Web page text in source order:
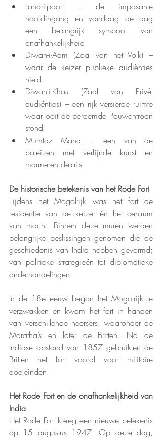
Lahori-poort – de imposante
hoofdingang en vandaag de dag
een belangrijk symbool van
onafhankelijkheid
Diwan-i-Aam (Zaal van het Volk) –
waar de keizer publieke audiënties
hield
Diwan-i-Khas (Zaal van Privé-
audiënties) – een rijk versierde ruimte
waar ooit de beroemde Pauwentroon
stond
Mumtaz Mahal – een van de
paleizen met verfijnde kunst en
marmeren details
De historische betekenis van het Rode Fort
Tijdens het Mogolrijk was het fort de
residentie van de keizer én het centrum
van macht. Binnen deze muren werden
belangrijke beslissingen genomen die de
geschiedenis van India hebben gevormd;
van politieke strategieën tot diplomatieke
onderhandelingen.
In de 18e eeuw begon het Mogolrijk te
verzwakken en kwam het fort in handen
van verschillende heersers, waaronder de
Maratha’s en later de Britten. Na de
Indiase opstand van 1857 gebruikten de
Britten het fort vooral voor militaire
doeleinden.
Het Rode Fort en de onafhankelijkheid van
India
Het Rode Fort kreeg een nieuwe betekenis
op 15 augustus 1947. Op deze dag,